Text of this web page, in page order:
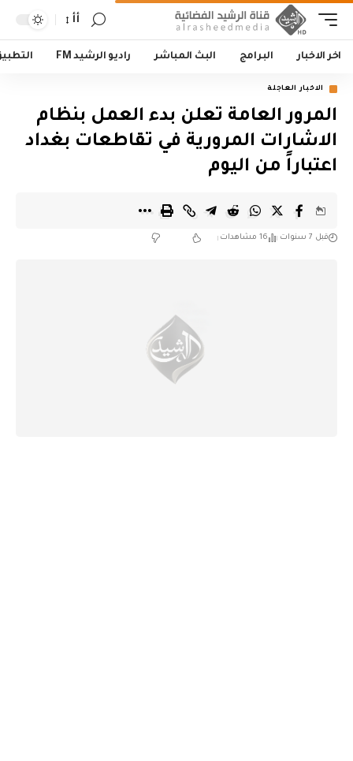
أأ
اخر الاخبار البرامج البث المباشر راديو الرشيد FM
الاخبار العاجلة
المرور العامة تعلن بدء العمل بنظام
الاشارات المرورية في تقاطعات بغداد
اعتباراً من اليوم
قبل 7 سنوات 16 مشاهدات